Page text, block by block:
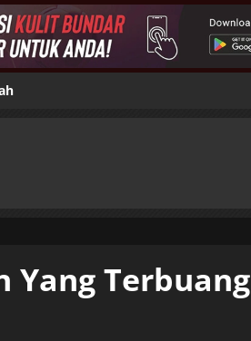
Yang Terbuang